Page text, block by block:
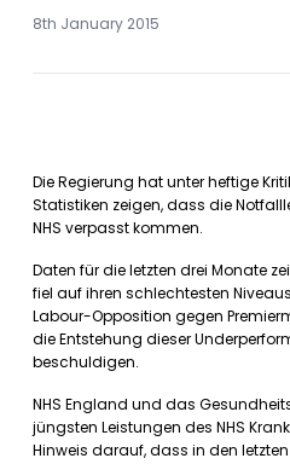
8th January 2015
Die Regierung hat unter heftige
Statistiken zeigen, dass die
NHS verpasst kommen.
Daten für die letzten drei Monate
fiel auf ihren schlechtesten
Labour-Opposition gegen
die Entstehung dieser
beschuldigen.
NHS England und das
jüngsten Leistungen des NHS
Hinweis darauf, dass in den